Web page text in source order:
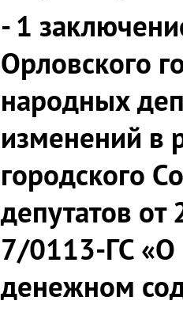
- 1
Орловского
народных
изменений в
городского
депутатов
7/0113-ГС
денежном